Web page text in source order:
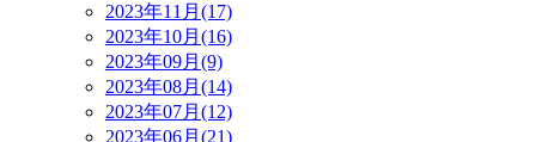
2023年11月(17)
2023年10月(16)
2023年09月(9)
2023年08月(14)
2023年07月(12)
2023年06月(21)